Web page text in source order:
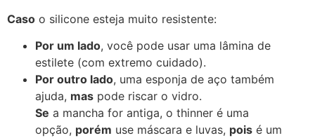
Caso o silicone esteja muito resistente:
Por um lado, você pode usar uma lâmina de
estilete (com extremo cuidado).
Por outro lado, uma esponja de aço também
ajuda, mas pode riscar o vidro.
Se a mancha for antiga, o thinner é uma
opção, porém use máscara e luvas, pois é um